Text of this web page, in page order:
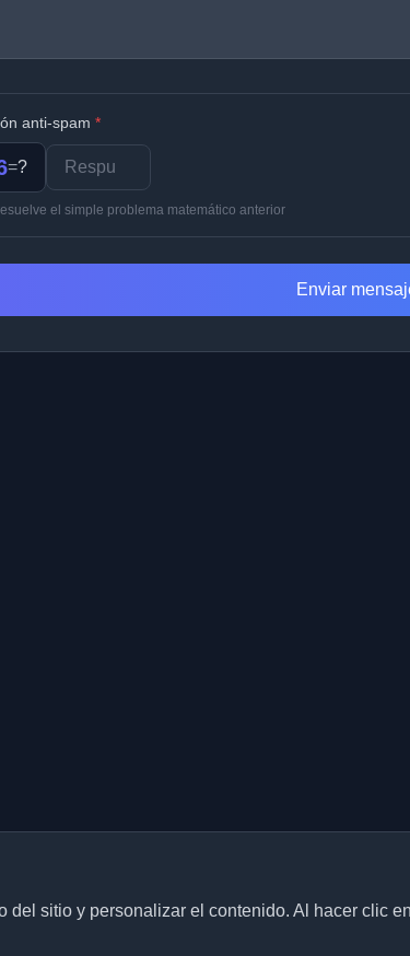
anti-spam *
=?
el simple problema matemático anterior
Enviar
sitio y personalizar el contenido. Al hacer clic